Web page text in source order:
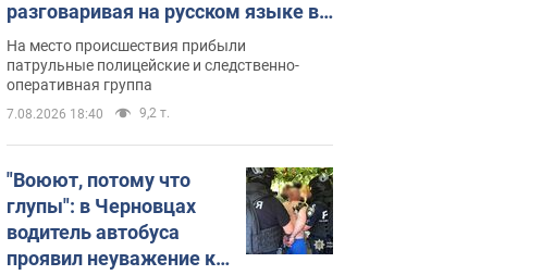
разговаривая на русском языке в
маршрутке: полиция составила
административный протокол.
Видео
На место происшествия прибыли
патрульные полицейские и следственно-
оперативная группа
7.08.2026 18:40 9,2 т.
"Воюют, потому что
глупы": в Черновцах
водитель автобуса
проявил неуважение к